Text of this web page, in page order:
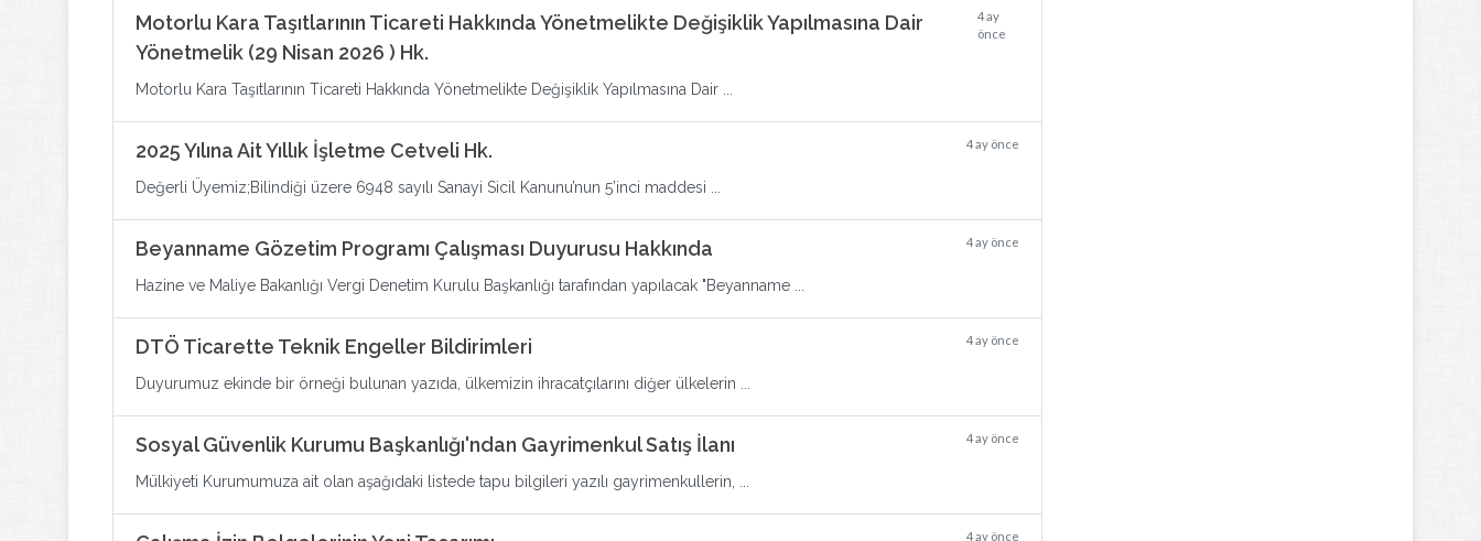
Motorlu Kara Taşıtlarının Ticareti Hakkında Yönetmelikte Değişiklik Yapılmasına Dair
Yönetmelik (29 Nisan 2026 ) Hk.
4 ay
önce
Motorlu Kara Taşıtlarının Ticareti Hakkında Yönetmelikte Değişiklik Yapılmasına Dair ...
2025 Yılına Ait Yıllık İşletme Cetveli Hk. 4 ay önce
Değerli Üyemiz;Bilindiği üzere 6948 sayılı Sanayi Sicil Kanunu’nun 5’inci maddesi ...
Beyanname Gözetim Programı Çalışması Duyurusu Hakkında 4 ay önce
Hazine ve Maliye Bakanlığı Vergi Denetim Kurulu Başkanlığı tarafından yapılacak "Beyanname ...
DTÖ Ticarette Teknik Engeller Bildirimleri 4 ay önce
Duyurumuz ekinde bir örneği bulunan yazıda, ülkemizin ihracatçılarını diğer ülkelerin ...
Sosyal Güvenlik Kurumu Başkanlığı'ndan Gayrimenkul Satış İlanı 4 ay önce
Mülkiyeti Kurumumuza ait olan aşağıdaki listede tapu bilgileri yazılı gayrimenkullerin, ...
4 ay önce